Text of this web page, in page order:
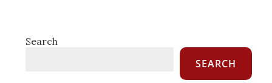
Search
SEARCH